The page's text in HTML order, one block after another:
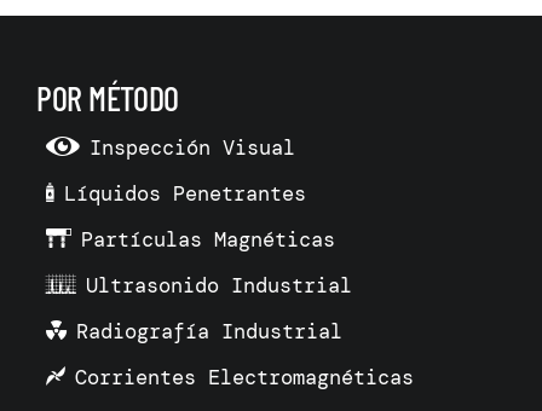
POR MÉTODO
Inspección Visual
Líquidos Penetrantes
Partículas Magnéticas
Ultrasonido Industrial
Radiografía Industrial
Corrientes Electromagnéticas